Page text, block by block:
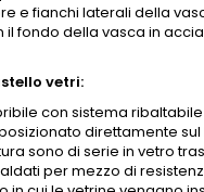
e fianchi laterali della
fondo della vasca in
vetri:
con sistema
direttamente
sono di serie in vetro
per mezzo di